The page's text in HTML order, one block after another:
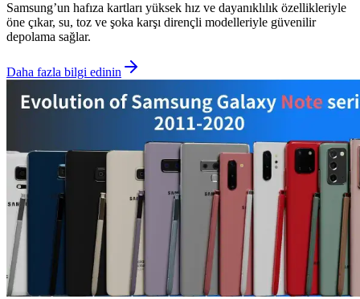
Samsung’un hafıza kartları yüksek hız ve dayanıklılık özellikleriyle
öne çıkar, su, toz ve şoka karşı dirençli modelleriyle güvenilir
depolama sağlar.
Daha fazla bilgi edinin